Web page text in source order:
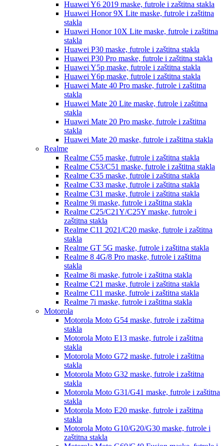
Huawei Y6 2019 maske, futrole i zaštitna stakla
Huawei Honor 9X Lite maske, futrole i zaštitna
stakla
Huawei Honor 10X Lite maske, futrole i zaštitna
stakla
Huawei P30 maske, futrole i zaštitna stakla
Huawei P30 Pro maske, futrole i zaštitna stakla
Huawei Y5p maske, futrole i zaštitna stakla
Huawei Y6p maske, futrole i zaštitna stakla
Huawei Mate 40 Pro maske, futrole i zaštitna
stakla
Huawei Mate 20 Lite maske, futrole i zaštitna
stakla
Huawei Mate 20 Pro maske, futrole i zaštitna
stakla
Huawei Mate 20 maske, futrole i zaštitna stakla
Realme
Realme C55 maske, futrole i zaštitna stakla
Realme C53/C51 maske, futrole i zaštitna stakla
Realme C35 maske, futrole i zaštitna stakla
Realme C33 maske, futrole i zaštitna stakla
Realme C31 maske, futrole i zaštitna stakla
Realme 9i maske, futrole i zaštitna stakla
Realme C25/C21Y/C25Y maske, futrole i
zaštitna stakla
Realme C11 2021/C20 maske, futrole i zaštitna
stakla
Realme GT 5G maske, futrole i zaštitna stakla
Realme 8 4G/8 Pro maske, futrole i zaštitna
stakla
Realme 8i maske, futrole i zaštitna stakla
Realme C21 maske, futrole i zaštitna stakla
Realme C11 maske, futrole i zaštitna stakla
Realme 7i maske, futrole i zaštitna stakla
Motorola
Motorola Moto G54 maske, futrole i zaštitna
stakla
Motorola Moto E13 maske, futrole i zaštitna
stakla
Motorola Moto G72 maske, futrole i zaštitna
stakla
Motorola Moto G32 maske, futrole i zaštitna
stakla
Motorola Moto G31/G41 maske, futrole i zaštitna
stakla
Motorola Moto E20 maske, futrole i zaštitna
stakla
Motorola Moto G10/G20/G30 maske, futrole i
zaštitna stakla